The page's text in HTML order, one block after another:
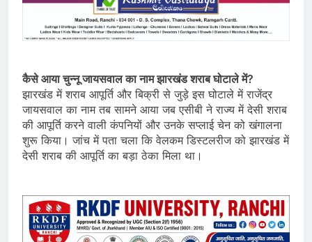
कैसे आया चुन्नू जायसवाल का नाम झारखंड शराब घोटाले में?
झारखंड में शराब आपूर्ति और बिक्री से जुड़े इस घोटाले में राजेंद्र
जायसवाल का नाम तब सामने आया जब एसीबी ने राज्य में देसी शराब
की आपूर्ति करने वाली कंपनियों और उनके सप्लाई चेन को खंगालना
शुरू किया। जांच में पता चला कि वेलकम डिस्टलरीज को झारखंड में
देसी शराब की आपूर्ति का बड़ा ठेका मिला था।